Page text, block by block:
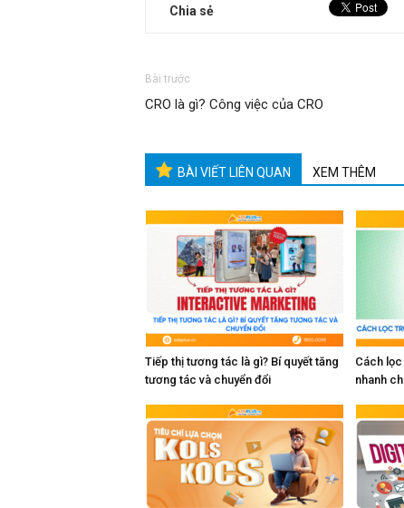
Chia sẻ
Bài trước
CRO là gì? Công việc của CRO
BÀI VIẾT LIÊN QUAN XEM THÊM
Tiếp thị tương tác là gì? Bí quyết tăng
tương tác và chuyển đổi
Cách
nhanh